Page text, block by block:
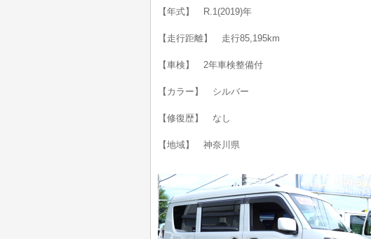
【年式】 R.1(2019)年
【走行距離】 走行85,195km
【車検】 2年車検整備付
【カラー】 シルバー
【修復歴】 なし
【地域】 神奈川県